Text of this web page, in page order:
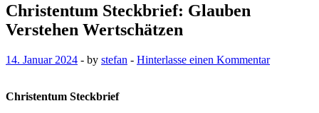
Christentum Steckbrief: Glauben
Verstehen Wertschätzen
14. Januar 2024 - by stefan - Hinterlasse einen Kommentar
Christentum Steckbrief